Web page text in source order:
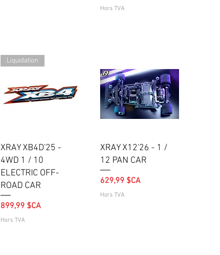
Hors TVA
Aperçu rapide
Liquidation
XRAY XB4D'25 -
4WD 1 / 10
ELECTRIC OFF-
ROAD CAR
Prix
899,99 $CA
Hors TVA
Aperçu rapide
XRAY X12'26 - 1 /
12 PAN CAR
Prix
629,99 $CA
Hors TVA